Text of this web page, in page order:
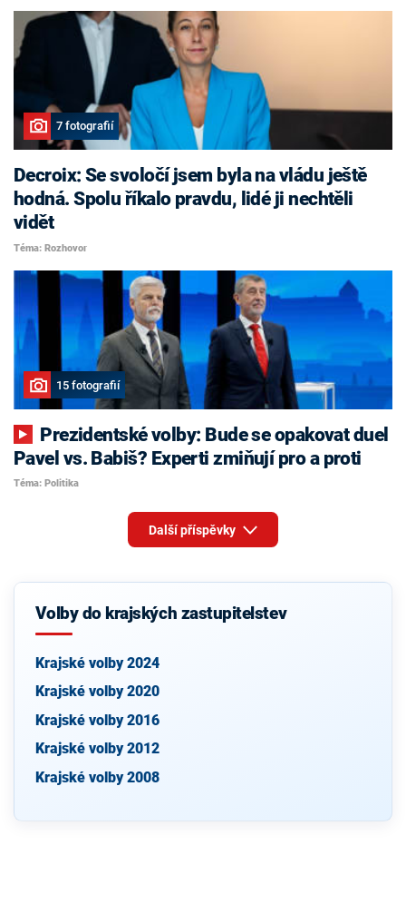
7 fotografií
Decroix: Se svoločí jsem byla na vládu ještě
hodná. Spolu říkalo pravdu, lidé ji nechtěli
vidět
Téma: Rozhovor
15 fotografií
Pavel vs. Babiš? Experti zmiňují pro a proti
Téma: Politika
Další příspěvky
Volby do krajských zastupitelstev
Krajské volby 2024
Krajské volby 2020
Krajské volby 2016
Krajské volby 2012
Krajské volby 2008